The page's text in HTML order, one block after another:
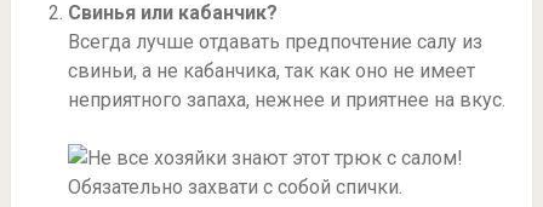
Свинья или кабанчик?
Всегда лучше отдавать предпочтение салу из
свиньи, а не кабанчика, так как оно не имеет
неприятного запаха, нежнее и приятнее на вкус.